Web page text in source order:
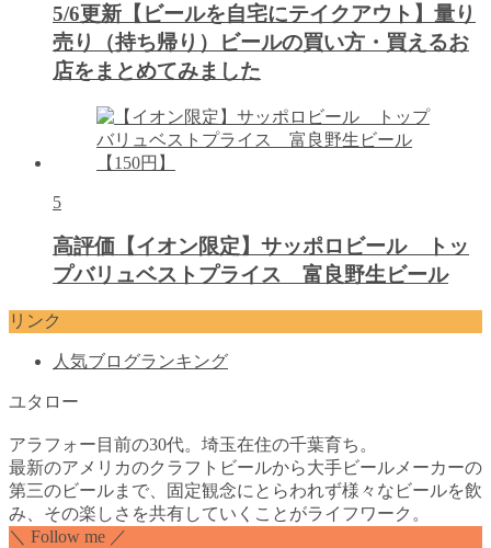
5/6更新【ビールを自宅にテイクアウト】量り
売り（持ち帰り）ビールの買い方・買えるお
店をまとめてみました
5
高評価【イオン限定】サッポロビール トッ
プバリュベストプライス 富良野生ビール
リンク
人気ブログランキング
ユタロー
アラフォー目前の30代。埼玉在住の千葉育ち。
最新のアメリカのクラフトビールから大手ビールメーカーの
第三のビールまで、固定観念にとらわれず様々なビールを飲
み、その楽しさを共有していくことがライフワーク。
＼ Follow me ／